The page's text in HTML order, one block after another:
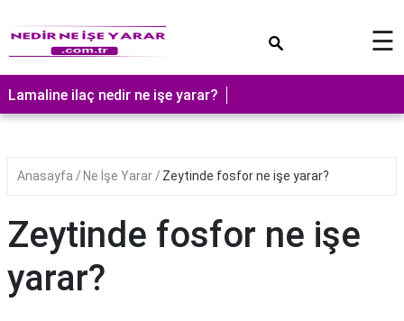
☰
Lamaline ilaç nedir ne işe yarar?
Anasayfa Ne İşe Yarar Zeytinde fosfor ne işe yarar?
Zeytinde fosfor ne işe
yarar?